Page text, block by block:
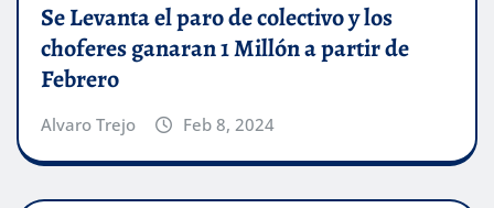
Se Levanta el paro de colectivo y los
choferes ganaran 1 Millón a partir de
Febrero
Alvaro Trejo Feb 8, 2024